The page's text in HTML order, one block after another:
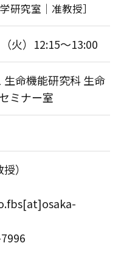
研究室｜准教授］
火）12:15〜13:00
生命機能研究科 生命
ミナー室
）